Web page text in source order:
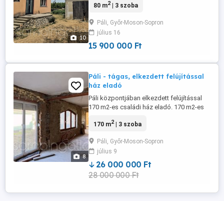
10
HELYISÉGEK: - 2 szoba - nappali - konyha
JELLEMZŐK: - beton alapon tégla építésű
ház - cserépfedés - fűtés kályha által -
meleg víz villanybojler ...
80 m2| 3 szoba
Páli, Győr-Moson-Sopron
július 16
15 900 000 Ft
8
Páli - tágas, elkezdett felújítással
ház eladó
Páli központjában elkezdett felújítással
170 m2-es családi ház eladó. 170 m2-es
kialakítása folyamatban van, mely benne
szigetelése - új villanyvezetékek -
műanyag nyílászárók - téglaépítésű -
bútorozatlan - 50 m2-es terasz TELEK - ...
170 m2| 3 szoba
Páli, Győr-Moson-Sopron
július 9
26 000 000 Ft
28 000 000 Ft